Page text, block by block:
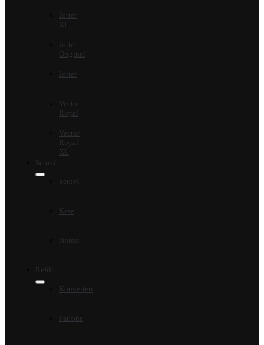
Jotter
XL
Jotter
Original
Jotter
Vector
Royal
Vector
Royal
XL
Setovi
Setovi
Kese
Notesi
Refili
Konverteri
Patrone